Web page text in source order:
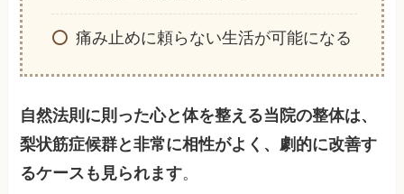
痛み止めに頼らない生活が可能になる
自然法則に則った心と体を整える当院の整体は、
梨状筋症候群と非常に相性がよく、劇的に改善す
るケースも見られます。